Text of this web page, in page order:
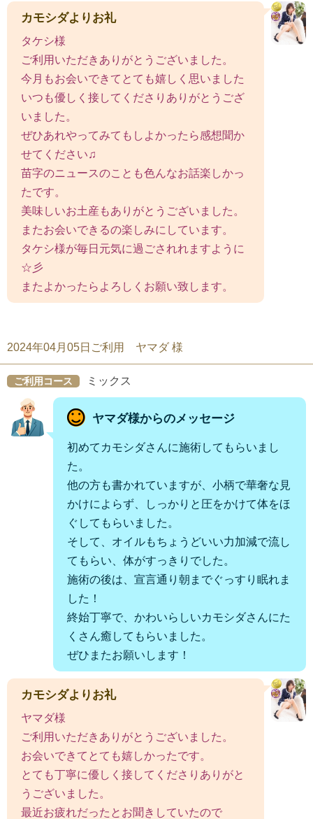
カモシダよりお礼
タケシ様
ご利用いただきありがとうございました。
今月もお会いできてとても嬉しく思いました
いつも優しく接してくださりありがとうござ
いました。
ぜひあれやってみてもしよかったら感想聞か
せてください♫
苗字のニュースのことも色んなお話楽しかっ
たです。
美味しいお土産もありがとうございました。
またお会いできるの楽しみにしています。
タケシ様が毎日元気に過ごされれますように
☆彡
またよかったらよろしくお願い致します。
2024年04月05日ご利用 ヤマダ 様
ご利用コース ミックス
ヤマダ様からのメッセージ
初めてカモシダさんに施術してもらいまし
た。
他の方も書かれていますが、小柄で華奢な見
かけによらず、しっかりと圧をかけて体をほ
ぐしてもらいました。
そして、オイルもちょうどいい力加減で流し
てもらい、体がすっきりでした。
施術の後は、宣言通り朝までぐっすり眠れま
した！
終始丁寧で、かわいらしいカモシダさんにた
くさん癒してもらいました。
ぜひまたお願いします！
カモシダよりお礼
ヤマダ様
ご利用いただきありがとうございました。
お会いできてとても嬉しかったです。
とても丁寧に優しく接してくださりありがと
うございました。
最近お疲れだったとお聞きしていたので